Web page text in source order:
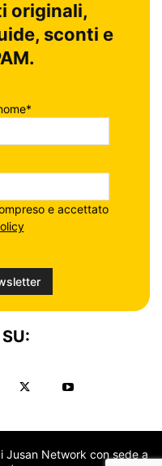
originali,
sconti e
e accettato
Jusan Network con sede a